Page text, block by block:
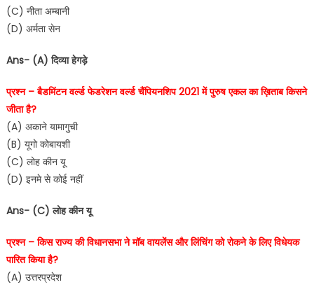
(C) नीता अम्बानी
(D) अर्मता सेन
Ans- (A) दिव्या हेगड़े
प्रश्न – बैडमिंटन वर्ल्ड फेडरेशन वर्ल्ड चैंपियनशिप 2021 में पुरुष एकल का ख़िताब किसने
जीता है?
(A) अकाने यामागुची
(B) यूगो कोबायशी
(C) लोह कीन यू
(D) इनमे से कोई नहीं
Ans- (C) लोह कीन यू
प्रश्न – किस राज्य की विधानसभा ने मॉब वायलेंस और लिंचिंग को रोकने के लिए विधेयक
पारित किया है?
(A) उत्तरप्रदेश